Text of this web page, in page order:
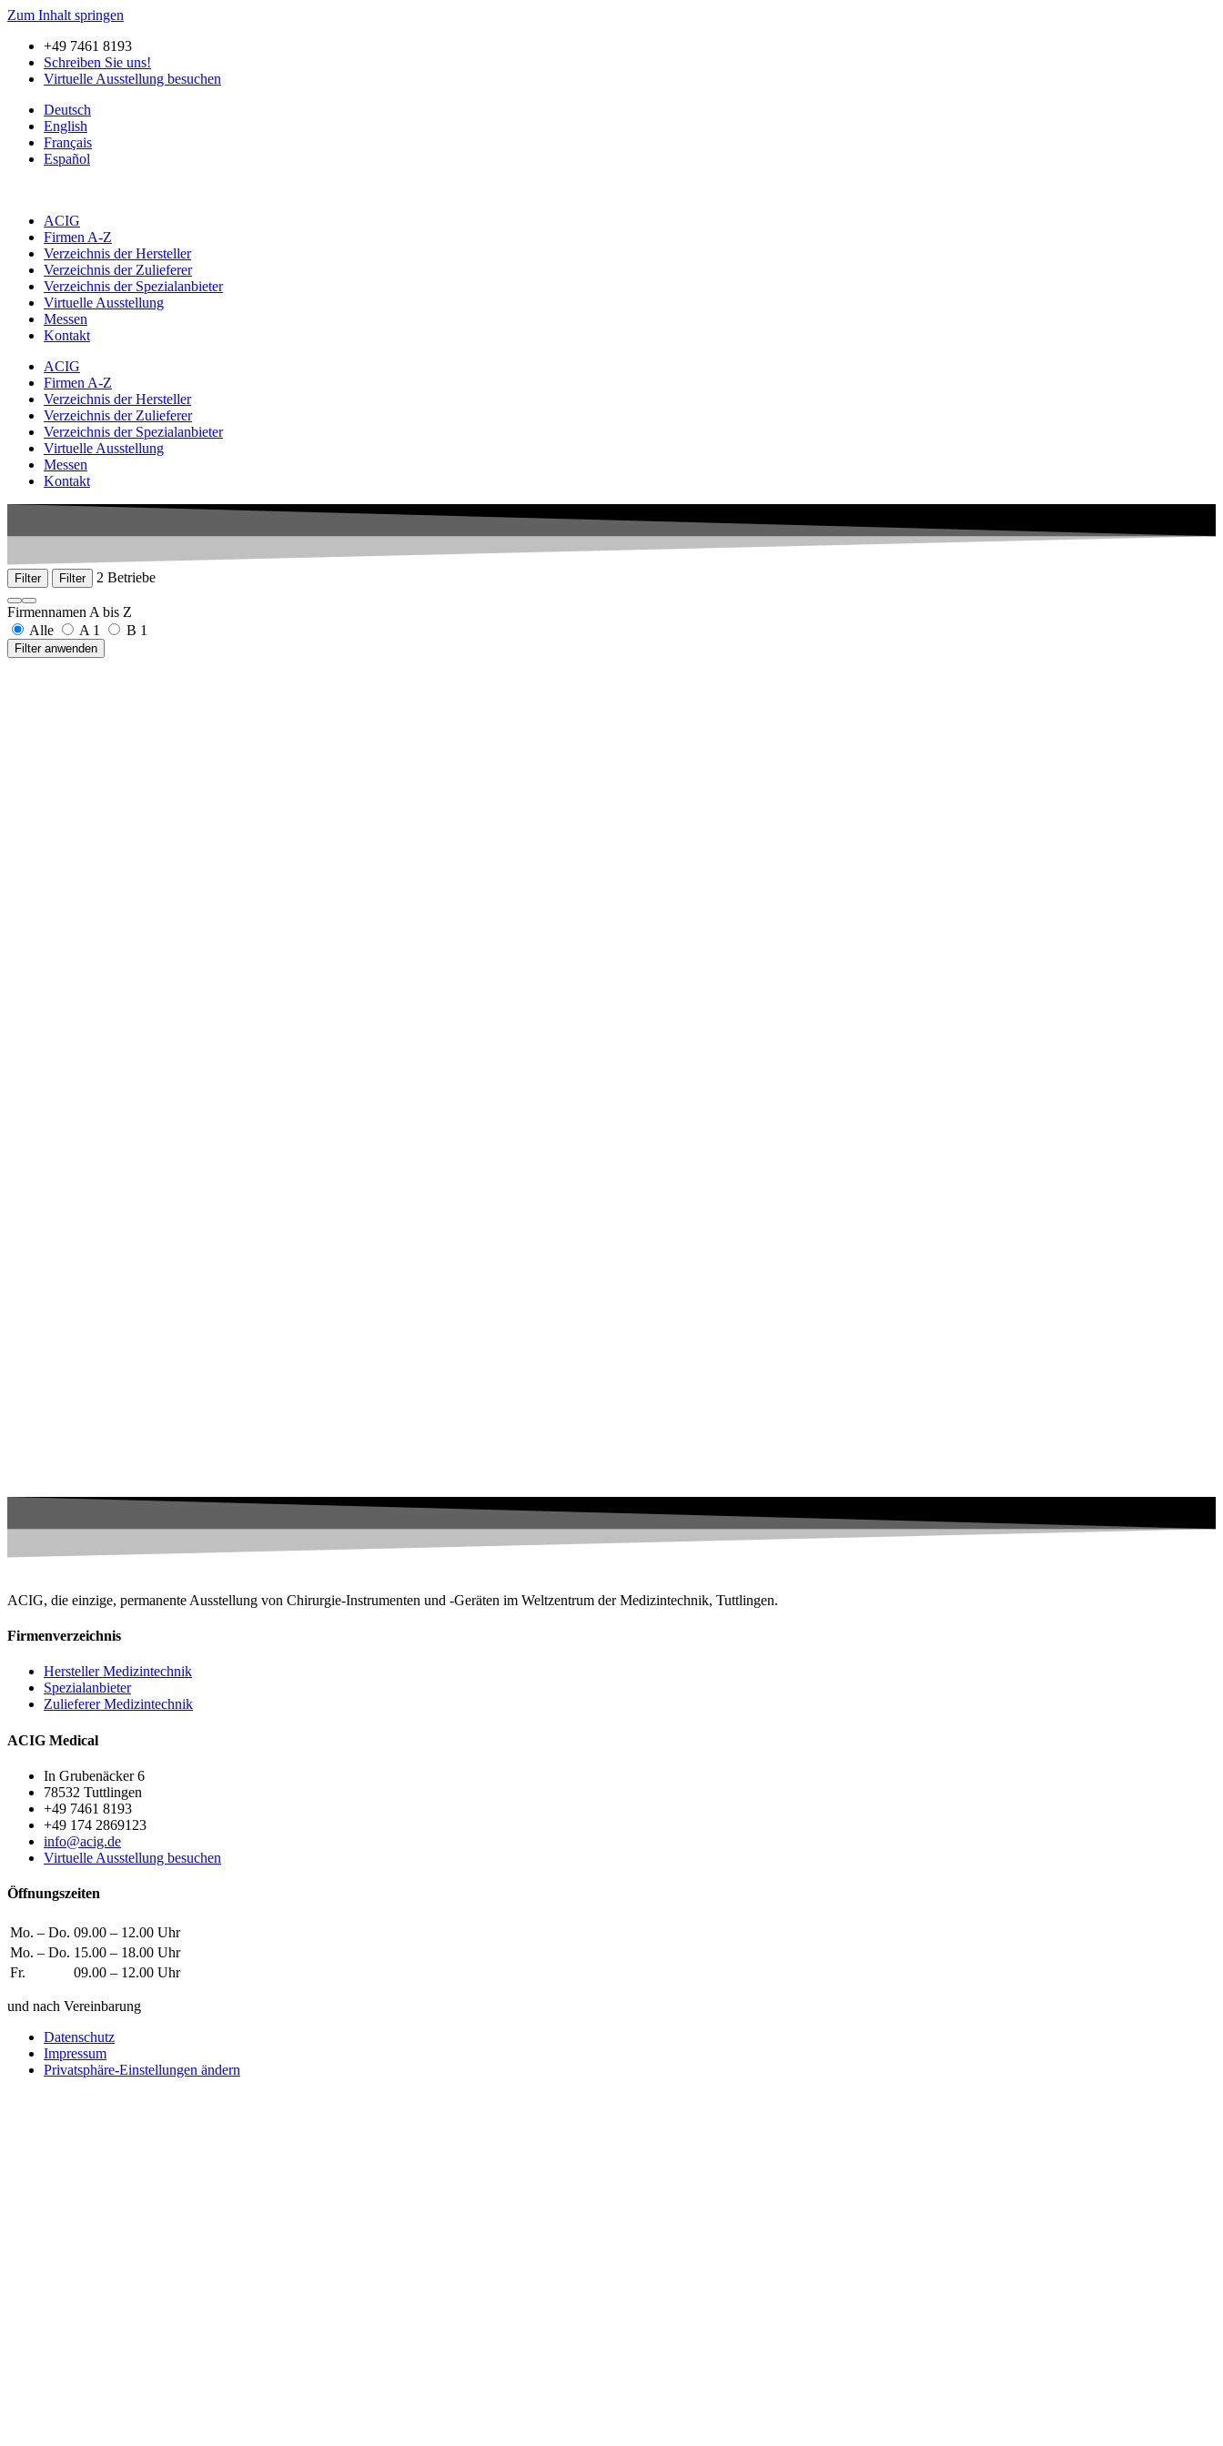
Zum Inhalt springen
+49 7461 8193
Schreiben Sie uns!
Virtuelle Ausstellung besuchen
Deutsch
English
Français
Español
ACIG
Firmen A-Z
Verzeichnis der Hersteller
Verzeichnis der Zulieferer
Verzeichnis der Spezialanbieter
Virtuelle Ausstellung
Messen
Kontakt
ACIG
Firmen A-Z
Verzeichnis der Hersteller
Verzeichnis der Zulieferer
Verzeichnis der Spezialanbieter
Virtuelle Ausstellung
Messen
Kontakt
Filter Filter 2 Betriebe
Firmennamen A bis Z
Alle
A 1 B 1
Filter anwenden
ACIG, die einzige, permanente Ausstellung von Chirurgie-Instrumenten und -Geräten im Weltzentrum der Medizintechnik, Tuttlingen.
Firmenverzeichnis
Hersteller Medizintechnik
Spezialanbieter
Zulieferer Medizintechnik
ACIG Medical
In Grubenäcker 6
78532 Tuttlingen
+49 7461 8193
+49 174 2869123
info@acig.de
Virtuelle Ausstellung besuchen
Öffnungszeiten
Mo. – Do. 09.00 – 12.00 Uhr
Mo. – Do. 15.00 – 18.00 Uhr
Fr.
09.00 – 12.00 Uhr
und nach Vereinbarung
Datenschutz
Impressum
Privatsphäre-Einstellungen ändern